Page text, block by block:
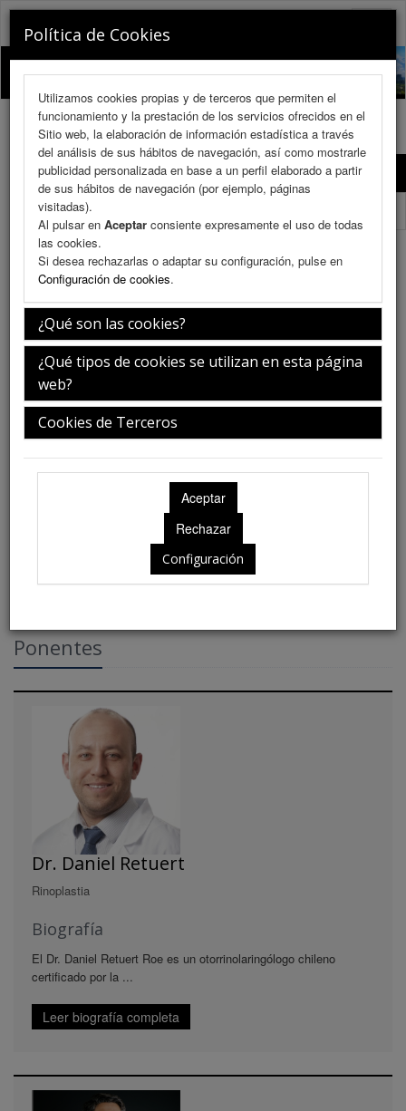
Política de Cookies
Utilizamos cookies propias y de terceros que permiten el
funcionamiento y la prestación de los servicios ofrecidos en el
Sitio web, la elaboración de información estadística a través
del análisis de sus hábitos de navegación, así como mostrarle
publicidad personalizada en base a un perfil elaborado a partir
de sus hábitos de navegación (por ejemplo, páginas
visitadas).
Al pulsar en Aceptar consiente expresamente el uso de todas
las cookies.
Si desea rechazarlas o adaptar su configuración, pulse en
Configuración de cookies.
¿Qué son las cookies?
¿Qué tipos de cookies se utilizan en esta página
web?
Cookies de Terceros
Configuración
RINOCHILE 2026
Programa Científico
Programa Científico (PDF)
Bloque XI Rinoplastia
Sábado 11 de julio
16:30-17:00h.
Ubicación: Gran Salón Alonso I
Ponentes
Dr. Daniel Retuert
Rinoplastia
Biografía
El Dr. Daniel Retuert Roe es un otorrinolaringólogo chileno
certificado por la ...
Leer biografía completa